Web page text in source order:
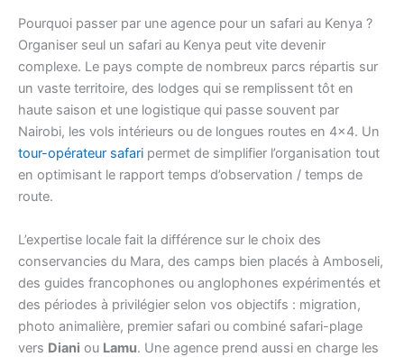
Pourquoi passer par une agence pour un safari au Kenya ?
Organiser seul un safari au Kenya peut vite devenir
complexe. Le pays compte de nombreux parcs répartis sur
un vaste territoire, des lodges qui se remplissent tôt en
haute saison et une logistique qui passe souvent par
Nairobi, les vols intérieurs ou de longues routes en 4×4. Un
tour-opérateur safari permet de simplifier l’organisation tout
en optimisant le rapport temps d’observation / temps de
route.
L’expertise locale fait la différence sur le choix des
conservancies du Mara, des camps bien placés à Amboseli,
des guides francophones ou anglophones expérimentés et
des périodes à privilégier selon vos objectifs : migration,
photo animalière, premier safari ou combiné safari-plage
vers Diani ou Lamu. Une agence prend aussi en charge les